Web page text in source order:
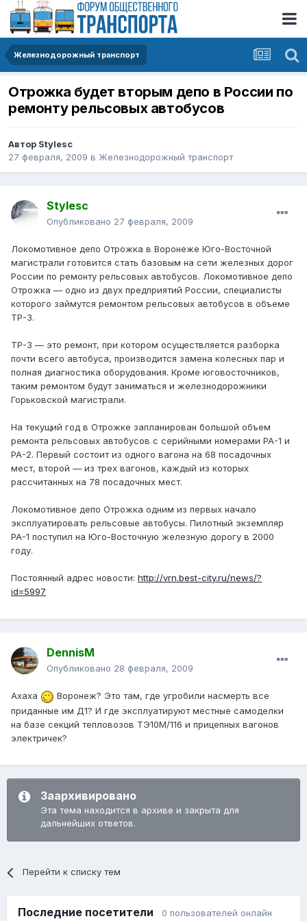
Железнодорожный транспорт
Отрожка будет вторым депо в России по
ремонту рельсовых автобусов
Автор Stylesc
27 февраля, 2009 в Железнодорожный транспорт
Stylesc
Опубликовано 27 февраля, 2009
Локомотивное депо Отрожка в Воронеже Юго-Восточной
магистрали готовится стать базовым на сети железных дорог
России по ремонту рельсовых автобусов. Локомотивное депо
Отрожка — одно из двух предприятий России, специалисты
которого займутся ремонтом рельсовых автобусов в объеме
ТР-3.
ТР-3 — это ремонт, при котором осуществляется разборка
почти всего автобуса, производится замена колесных пар и
полная диагностика оборудования. Кроме юговосточников,
таким ремонтом будут заниматься и железнодорожники
Горьковской магистрали.
На текущий год в Отрожке запланирован большой объем
ремонта рельсовых автобусов с серийными номерами РА-1 и
РА-2. Первый состоит из одного вагона на 68 посадочных
мест, второй — из трех вагонов, каждый из которых
рассчитанных на 78 посадочных мест.
Локомотивное депо Отрожка одним из первых начало
эксплуатировать рельсовые автобусы. Пилотный экземпляр
РА-1 поступил на Юго-Восточную железную дорогу в 2000
году.
Постоянный адрес новости: http://vrn.best-city.ru/news/?
id=5997
DennisM
Опубликовано 28 февраля, 2009
Ахаха
Воронеж? Это там, где угробили насмерть все
приданные им Д1? И где эксплуатируют местные самоделки
на базе секций тепловозов ТЭ10М/116 и прицепных вагонов
электричек?
Заархивировано
Эта тема находится в архиве и закрыта для
дальнейших ответов.
Перейти к списку тем
Последние посетители 0 пользователей онлайн